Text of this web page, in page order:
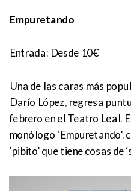
Empuretando
Entrada: Desde 10€
Una de las caras más
Darío López, regresa
febrero en el Teatro Leal.
monólogo
‘pibito’ que tiene cosas de